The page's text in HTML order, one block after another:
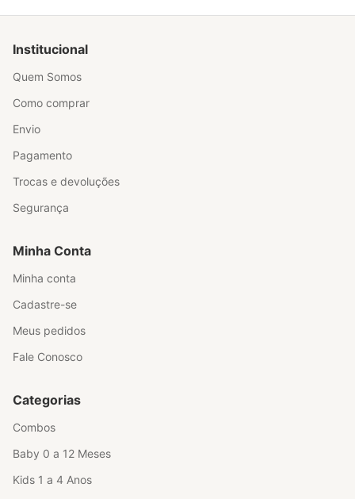
Institucional
Quem Somos
Como comprar
Envio
Pagamento
Trocas e devoluções
Segurança
Minha Conta
Minha conta
Cadastre-se
Meus pedidos
Fale Conosco
Categorias
Combos
Baby 0 a 12 Meses
Kids 1 a 4 Anos